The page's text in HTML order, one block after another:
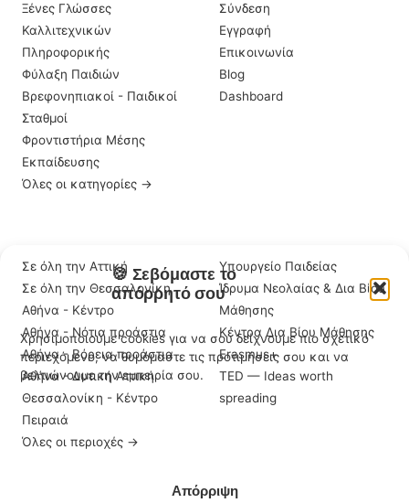
🍪 Σεβόμαστε το
απόρρητό σου
Χρησιμοποιούμε cookies για να σου δείχνουμε πιο σχετικό
περιεχόμενο, να θυμόμαστε τις προτιμήσεις σου και να
βελτιώνουμε την εμπειρία σου.
Απόρριψη
Ξένες Γλώσσες
Καλλιτεχνικών
Πληροφορικής
Φύλαξη Παιδιών
Βρεφονηπιακοί - Παιδικοί
Σταθμοί
Φροντιστήρια Μέσης
Εκπαίδευσης
Όλες οι κατηγορίες →
Σύνδεση
Εγγραφή
Επικοινωνία
Blog
Dashboard
Σε όλη την Αττική
Σε όλη την Θεσσαλονίκη
Αθήνα - Κέντρο
Αθήνα - Νότια προάστια
Αθήνα - Βόρεια προάστια
Αθήνα - Δυτική Αττική
Θεσσαλονίκη - Κέντρο
Πειραιά
Όλες οι περιοχές →
Υπουργείο Παιδείας
Ίδρυμα Νεολαίας & Δια Βίου
Μάθησης
Κέντρα Δια Βίου Μάθησης
Erasmus+
TED — Ideas worth
spreading